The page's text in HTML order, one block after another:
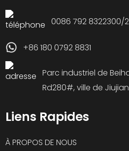
0086 792 8322300/
+86 180 0792 8831
Parc industriel de
Rd280#, ville de
Liens Rapides
À PROPOS DE NOUS